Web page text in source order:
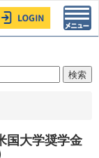
国大学奨学金